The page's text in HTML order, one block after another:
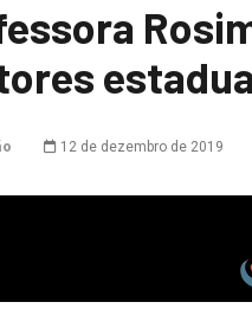
12 de dezembro de 2019